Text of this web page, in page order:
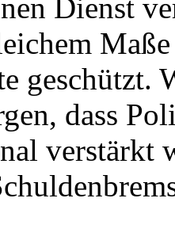
Dienst
geschützt.
dass